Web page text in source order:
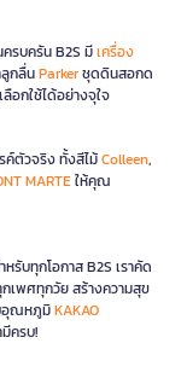
รบครัน B2S มีเครื่อง
กลื่นParkerชุดดินสอกด
อกใช้ได้อย่างจุใจ
ค์ตัวจริง ทั้งสีไม้Colleen,
MARTEให้คุณ
บทุกโอกาส B2S เราคัด
เพศทุกวัย สร้างความสุข
อุณหภูมิKAKAO
มีครบ!